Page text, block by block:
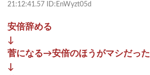
21:12:41.57 ID:EnWyzt05d
安倍辞める
↓
菅になる→安倍のほうがマシだった
↓